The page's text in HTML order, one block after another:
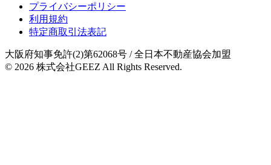
プライバシーポリシー
利用規約
特定商取引法表記
大阪府知事免許(2)第62068号 / 全日本不動産協会加盟
© 2026 株式会社GEEZ All Rights Reserved.